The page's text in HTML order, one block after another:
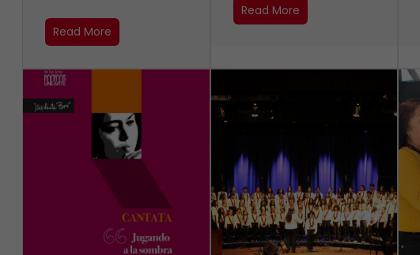
Read More
Read More